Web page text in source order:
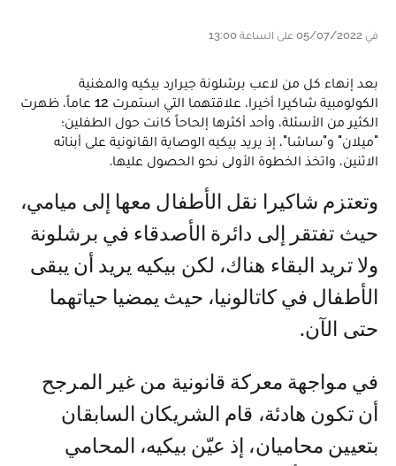
في 05/07/2022 على الساعة 13:00
بعد إنهاء كل من لاعب برشلونة جيرارد بيكيه والمغنية
الكولومبية شاكيرا أخيرا، علاقتهما التي استمرت 12 عاماً، ظهرت
الكثير من الأسئلة، وأحد أكثرها إلحاحاً كانت حول الطفلين؛
"ميلان" و"ساشا"، إذ يريد بيكيه الوصاية القانونية على أبنائه
الاثنين، واتخذ الخطوة الأولى نحو الحصول عليها.
وتعتزم شاكيرا نقل الأطفال معها إلى ميامي،
حيث تفتقر إلى دائرة الأصدقاء في برشلونة
ولا تريد البقاء هناك، لكن بيكيه يريد أن يبقى
الأطفال في كاتالونيا، حيث يمضيا حياتهما
حتى الآن.
في مواجهة معركة قانونية من غير المرجح
أن تكون هادئة، قام الشريكان السابقان
بتعيين محاميان، إذ عيّن بيكيه، المحامي